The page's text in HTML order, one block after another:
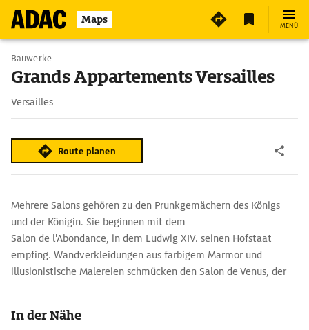
Maps MENÜ
Bauwerke
Grands Appartements Versailles
Versailles
Route planen
Mehrere Salons gehören zu den Prunkgemächern des Königs
und der Königin. Sie beginnen mit dem
Salon de l'Abondance, in dem Ludwig XIV. seinen Hofstaat
empfing. Wandverkleidungen aus farbigem Marmor und
illusionistische Malereien schmücken den Salon de Venus, der
mit der Sonnengottsymbolik, derer sich König Ludwig XIV.
In der Nähe